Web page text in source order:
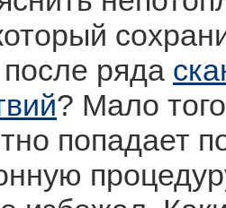
ряда
? Мало
попадает